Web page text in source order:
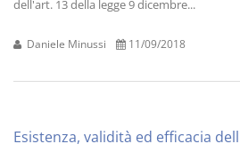
dell'art. 13 della legge 9 dicembre...
Daniele Minussi 11/09/2018
Esistenza, validità ed efficacia